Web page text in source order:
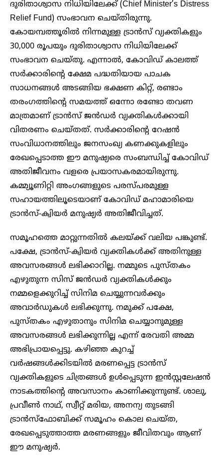
ദുരിതാശ്വാസ നിധിയിലേക്ക് (Chief Minister’s Distress
Relief Fund) സംഭാവന ചെയ്തിരുന്നു.
കോയമ്പത്തൂരിൽ നിന്നമുള്ള ട്രാൻസ് വ്യക്തികളും
30,000 രൂപയും ദുരിതാശ്വാസ നിധിയിലേക്ക്
സംഭാവന ചെയ്തു. എന്നാൽ, കോവിഡ് കാലത്ത്
സർക്കാരിന്റെ ക്ഷേമ പദ്ധതിയായ പാചക
സാധനങ്ങൾ അടങ്ങിയ ഭക്ഷണ കിറ്റ്, രണ്ടാം
തരംഗത്തിന്റെ സമയത്ത് ഒന്നോ രണ്ടോ തവണ
മാത്രമാണ് ട്രാൻസ് ജൻഡർ വ്യക്തികൾക്കായി
വിതരണം ചെയ്തത്. സർക്കാരിന്റെ റേഷൻ
സംവിധാനത്തിലും ജനസംഖ്യ കണക്കുകളിലും
രേഖപ്പെടാത്ത ഈ മനുഷ്യരെ സംബന്ധിച്ച് കോവിഡ്
അതിജീവനം വളരെ പ്രയാസകരമായിരുന്നു.
കമ്മ്യൂണിറ്റി അംഗങ്ങളുടെ പരസ്പരമുള്ള
സഹായത്തിലൂടെയാണ് കോവിഡ് മഹാമാരിയെ
ട്രാൻസ്-ക്വിയർ മനുഷ്യർ അതിജീവിച്ചത്.
സമൂഹത്തെ മാറ്റുന്നതിൽ കലയ്ക്ക് വലിയ പങ്കുണ്ട്.
പക്ഷേ, ട്രാൻസ്-ക്വിയർ വ്യക്തികൾക്ക് അതിനുള്ള
അവസരങ്ങൾ ലഭിക്കാറില്ല. നമ്മുടെ പുസ്തകം
എഴുതുന്ന സിസ് ജൻഡർ വ്യക്തികൾക്കും
നമ്മളെക്കുറിച്ച് സിനിമ ചെയ്യുന്നവർക്കും
അവാർഡുകൾ ലഭിക്കുന്നു. നമുക്ക് പക്ഷേ,
പുസ്തകം എഴുതാനും സിനിമ ചെയ്യാനുമുള്ള
അവസരങ്ങൾ ലഭിക്കുന്നില്ല എന്ന് രേവതി അമ്മ
അഭിപ്രായപ്പെട്ടു. കഴിഞ്ഞ കുറച്ച്
വർഷങ്ങൾക്കിടയിൽ മരണപ്പെട്ട ട്രാൻസ്
വ്യക്തികളുടെ ചിത്രങ്ങൾ ഉൾപ്പെടുന്ന ഇൻസ്റ്റലേഷൻ
നാടകത്തിന്റെ അവസാനം കാണിക്കുന്നുണ്ട്. ശാലു,
പ്രവീൺ നാഥ്, സ്വീറ്റ് മരിയ, അനന്യ തുടങ്ങി
ട്രാൻസ്‌ഫോബിക്ക് സമൂഹം കൊല ചെയ്ത,
രേഖപ്പെടുത്താത്ത മരണങ്ങളും ജീവിതവും ആണ്
ഈ മനുഷ്യർ.